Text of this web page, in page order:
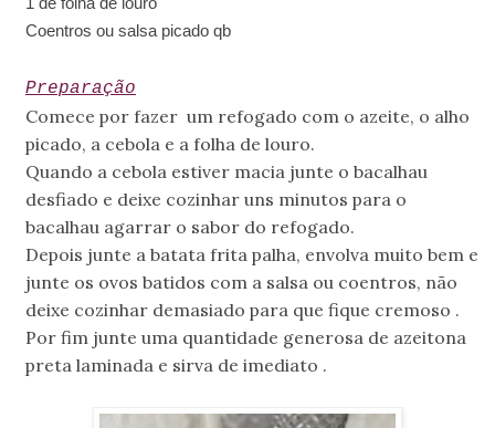
Coentros ou salsa picado qb
Preparação
Comece por fazer um refogado com o azeite, o alho
picado, a cebola e a folha de louro.
Quando a cebola estiver macia junte o bacalhau
desfiado e deixe cozinhar uns minutos para o
bacalhau agarrar o sabor do refogado.
Depois junte a batata frita palha, envolva muito bem e
junte os ovos batidos com a salsa ou coentros, não
deixe cozinhar demasiado para que fique cremoso .
Por fim junte uma quantidade generosa de azeitona
preta laminada e sirva de imediato .